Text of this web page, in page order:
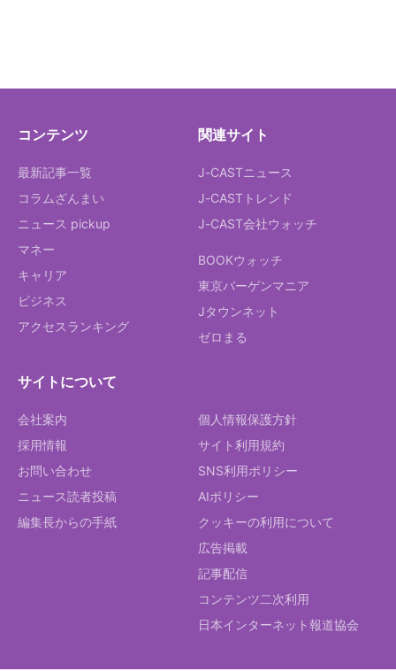
コンテンツ
最新記事一覧
コラムざんまい
ニュース pickup
マネー
キャリア
ビジネス
アクセスランキング
関連サイト
J-CASTニュース
J-CASTトレンド
J-CAST会社ウォッチ
BOOKウォッチ
東京バーゲンマニア
Jタウンネット
ゼロまる
サイトについて
会社案内
採用情報
お問い合わせ
ニュース読者投稿
編集長からの手紙
個人情報保護方針
サイト利用規約
SNS利用ポリシー
AIポリシー
クッキーの利用について
広告掲載
記事配信
コンテンツ二次利用
日本インターネット報道協会